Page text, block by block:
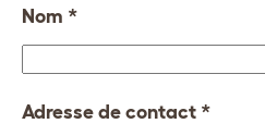
Nom *
Adresse de contact *